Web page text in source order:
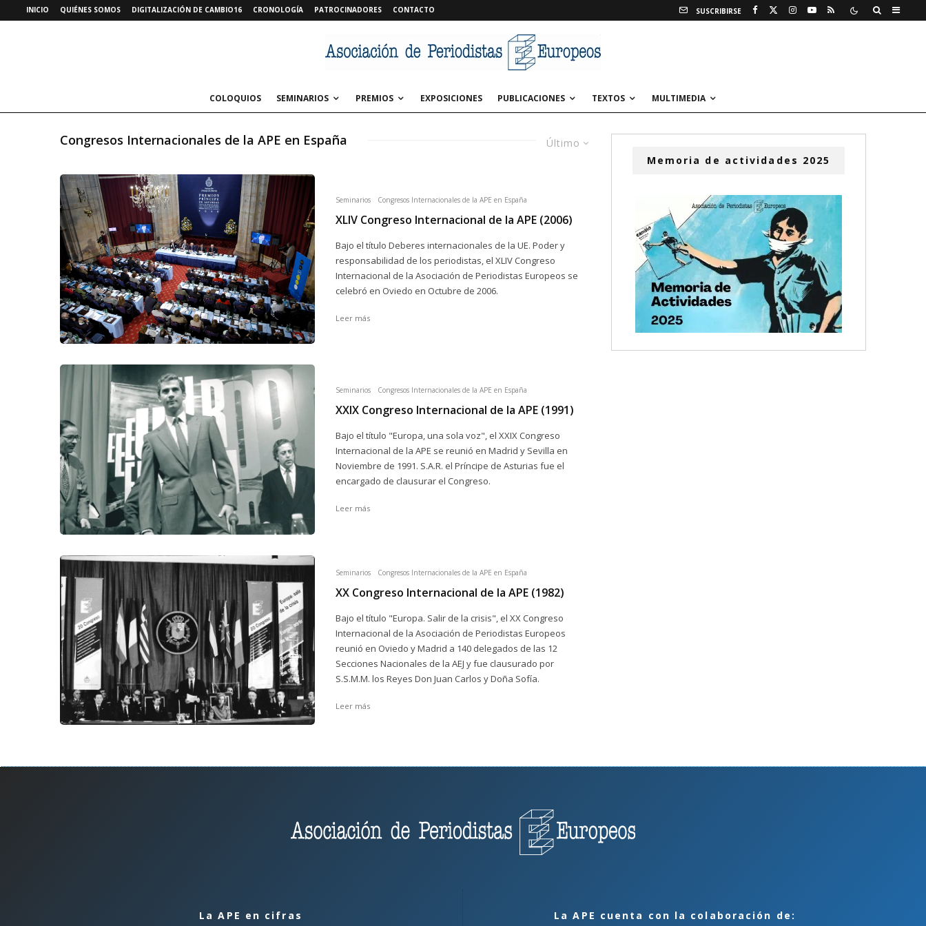
INICIO QUIÉNES SOMOS DIGITALIZACIÓN DE CAMBIO16 CRONOLOGÍA PATROCINADORES CONTACTO SUSCRIBIRSE
COLOQUIOS SEMINARIOS PREMIOS EXPOSICIONES PUBLICACIONES TEXTOS MULTIMEDIA
Último
Congresos Internacionales de la APE en España
Seminarios Congresos Internacionales de la APE en España
XLIV Congreso Internacional de la APE (2006)
Bajo el título Deberes internacionales de la UE. Poder y
responsabilidad de los periodistas, el XLIV Congreso
Internacional de la Asociación de Periodistas Europeos se
celebró en Oviedo en Octubre de 2006.
Leer más
Seminarios Congresos Internacionales de la APE en España
XXIX Congreso Internacional de la APE (1991)
Bajo el título "Europa, una sola voz", el XXIX Congreso
Internacional de la APE se reunió en Madrid y Sevilla en
Noviembre de 1991. S.A.R. el Príncipe de Asturias fue el
encargado de clausurar el Congreso.
Leer más
Seminarios Congresos Internacionales de la APE en España
XX Congreso Internacional de la APE (1982)
Bajo el título "Europa. Salir de la crisis", el XX Congreso
Internacional de la Asociación de Periodistas Europeos
reunió en Oviedo y Madrid a 140 delegados de las 12
Secciones Nacionales de la AEJ y fue clausurado por
S.S.M.M. los Reyes Don Juan Carlos y Doña Sofía.
Leer más
Memoria de actividades 2025
La APE en cifras La APE cuenta con la colaboración de: